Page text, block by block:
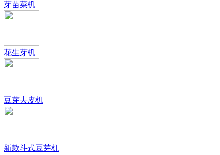
芽苗菜机
花生芽机
豆芽去皮机
新款斗式豆芽机